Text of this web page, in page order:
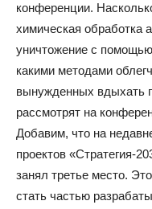
конференции.
химическая обработка
уничтожение с
какими методами
вынужденных вдыхать
рассмотрят на
Добавим, что на
проектов «Стратегия-
занял третье место.
стать частью